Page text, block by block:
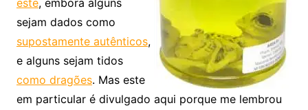
sejam dados como
supostamente autênticos,
e alguns sejam tidos
como dragões. Mas este
em particular é divulgado aqui porque me lembrou